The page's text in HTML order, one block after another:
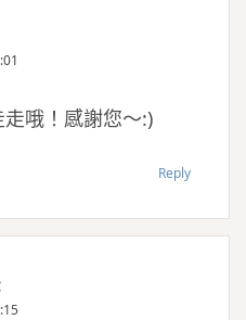
哦！感謝您～:)
Reply